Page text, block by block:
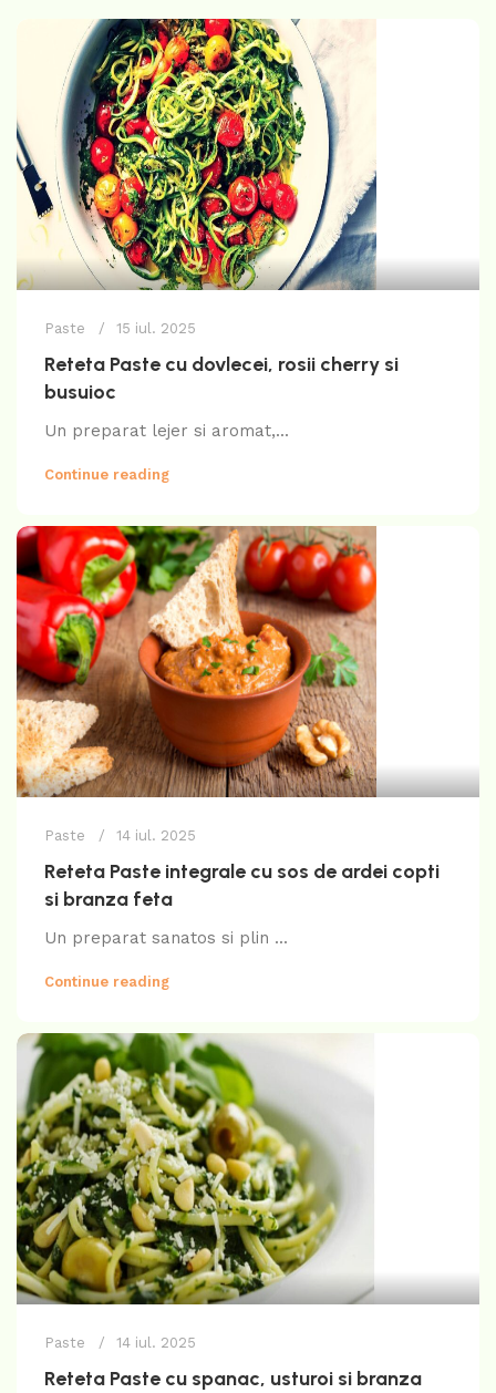
Paste 15 iul. 2025
Reteta Paste cu dovlecei, rosii cherry si
busuioc
Un preparat lejer si aromat,...
Continue reading
Paste 14 iul. 2025
Reteta Paste integrale cu sos de ardei copti
si branza feta
Un preparat sanatos si plin ...
Continue reading
Paste 14 iul. 2025
Reteta Paste cu spanac, usturoi si branza